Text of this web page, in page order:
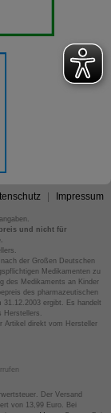
Impressum
und nicht für
der Großen Deutschen
Medikamenten zu
des Medikaments an Kinder
des pharmazeutischen
31.12.2003 ergibt. Es handelt
Herstellers.
Artikel direkt vom Hersteller
Der Versand
von 13,99 Euro. Bei